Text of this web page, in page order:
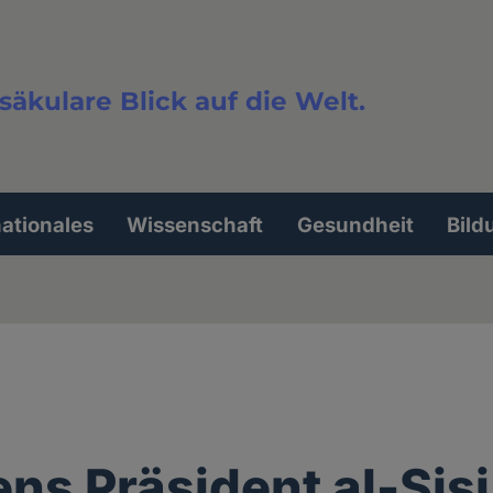
Blick auf die Welt.
Wissenschaft Gesundheit